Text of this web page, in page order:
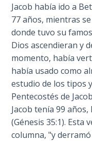
First
Corinthians
The Epistle
of
Sanctification
- Book 4
Second
Corinthians:
Apostolic
Authority
Jacob había ido a
77 años, mientras
donde tuvo su
Dios ascendieran y
momento, había
había usado como
estudio de los tipos
Pentecostés de
Jacob tenía 99
(Génesis 35:1). Esta
columna, "y